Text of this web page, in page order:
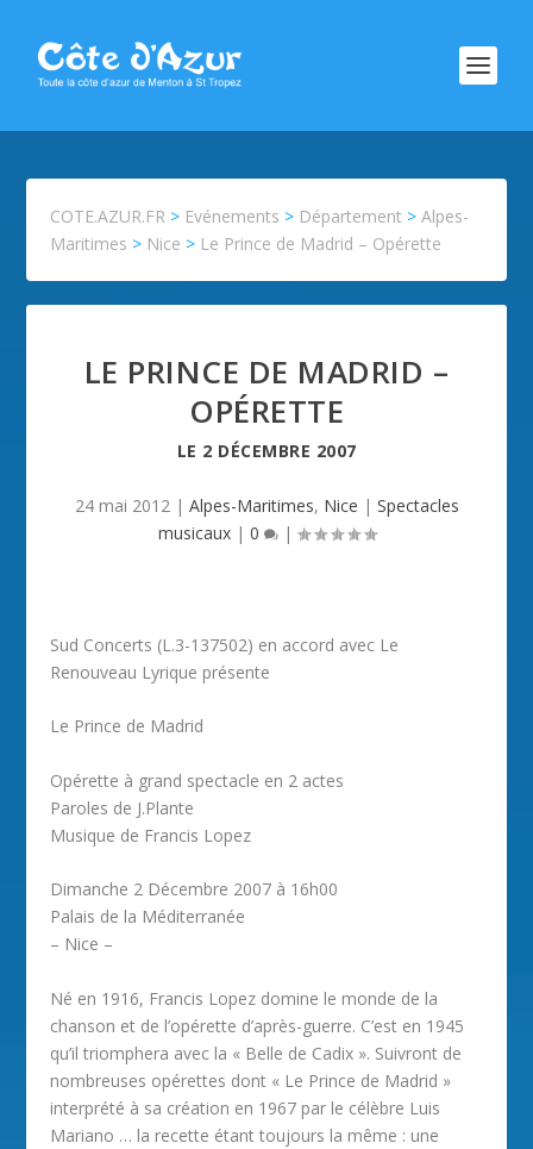
COTE.AZUR.FR > Evénements > Département >Alpes-
Maritimes > Nice > Le Prince de Madrid – Opérette
LE PRINCE DE MADRID –
OPÉRETTE
LE 2 DÉCEMBRE 2007
24 mai 2012| Alpes-Maritimes, Nice | Spectacles
musicaux| 0 |
Sud Concerts (L.3-137502) en accord avec Le
Renouveau Lyrique présente
Le Prince de Madrid
Opérette à grand spectacle en 2 actes
Paroles de J.Plante
Musique de Francis Lopez
Dimanche 2 Décembre 2007 à 16h00
Palais de la Méditerranée
– Nice –
Né en 1916, Francis Lopez domine le monde de la
chanson et de l’opérette d’après-guerre. C’est en 1945
qu’il triomphera avec la « Belle de Cadix ». Suivront de
nombreuses opérettes dont « Le Prince de Madrid »
interprété à sa création en 1967 par le célèbre Luis
Mariano … la recette étant toujours la même : une